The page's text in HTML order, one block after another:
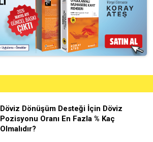
Döviz Dönüşüm Desteği İçin Döviz
Pozisyonu Oranı En Fazla % Kaç
Olmalıdır?